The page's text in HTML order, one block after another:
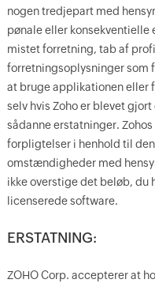
nogen tredjepart med
pønale eller
mistet forretning, tab af
forretningsoplysninger som
at bruge applikationen eller
selv hvis Zoho er blevet
sådanne erstatninger.
forpligtelser i henhold til
omstændigheder med
ikke overstige det beløb, du
licenserede software.
ERSTATNING:
ZOHO Corp. accepterer at